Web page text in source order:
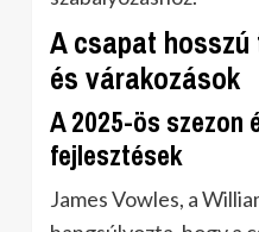
A csapat
és várakozások
A 2025-ös szezon
fejlesztések
James Vowles, a